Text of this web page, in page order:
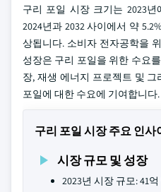
구리 포일 시장 크기는 2023년
2024년과 2032 사이에서 약
상됩니다. 소비자 전자공학을
성장은 구리 포일을 위한 수요
장, 재생 에너지 프로젝트 및
포일에 대한 수요에 기여합니다.
구리 포일 시장 주요 인사
시장 규모 및 성장
2023년 시장 규모: 41억